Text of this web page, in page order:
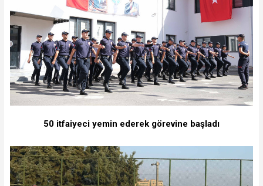
50 itfaiyeci yemin ederek görevine başladı